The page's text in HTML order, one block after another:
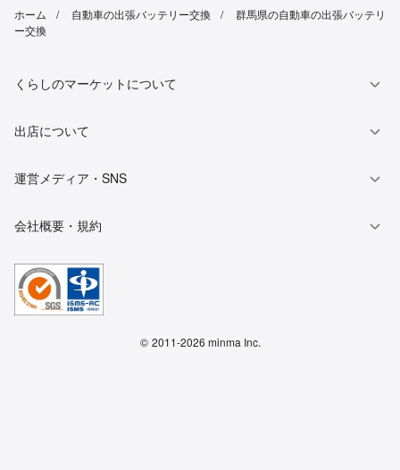
ホーム 自動車の出張バッテリー交換
群馬県の自動車の出張バッテリ
ー交換
くらしのマーケットについて
出店について
運営メディア・SNS
会社概要・規約
© 2011-2026 minma Inc.